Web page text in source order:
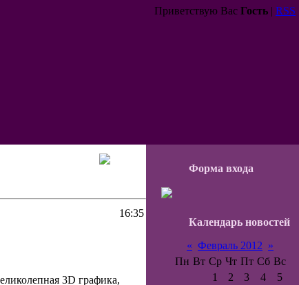
Приветствую Вас Гость | RSS
16:35
3D графика,
Форма входа
Календарь новостей
« Февраль 2012 »
Пн Вт Ср Чт Пт Сб Вс
1
2 3 4
5